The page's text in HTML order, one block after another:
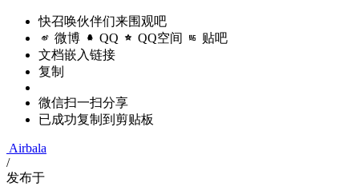
快召唤伙伴们来围观吧
微博 QQ QQ空间 贴吧
文档嵌入链接
复制
微信扫一扫分享
已成功复制到剪贴板
Airbala
/
发布于